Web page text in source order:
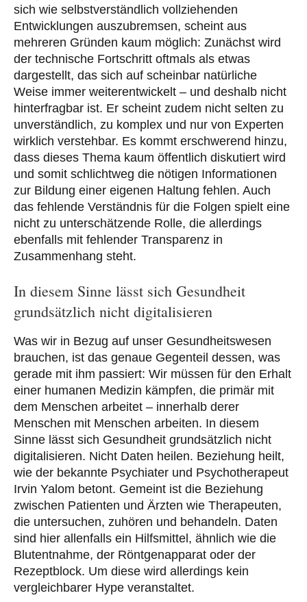
sich wie selbstverständlich vollziehenden
Entwicklungen auszubremsen, scheint aus
mehreren Gründen kaum möglich: Zunächst wird
der technische Fortschritt oftmals als etwas
dargestellt, das sich auf scheinbar natürliche
Weise immer weiterentwickelt – und deshalb nicht
hinterfragbar ist. Er scheint zudem nicht selten zu
unverständlich, zu komplex und nur von Experten
wirklich verstehbar. Es kommt erschwerend hinzu,
dass dieses Thema kaum öffentlich diskutiert wird
und somit schlichtweg die nötigen Informationen
zur Bildung einer eigenen Haltung fehlen. Auch
das fehlende Verständnis für die Folgen spielt eine
nicht zu unterschätzende Rolle, die allerdings
ebenfalls mit fehlender Transparenz in
Zusammenhang steht.
In diesem Sinne lässt sich Gesundheit
grundsätzlich nicht digitalisieren
Was wir in Bezug auf unser Gesundheitswesen
brauchen, ist das genaue Gegenteil dessen, was
gerade mit ihm passiert: Wir müssen für den Erhalt
einer humanen Medizin kämpfen, die primär mit
dem Menschen arbeitet – innerhalb derer
Menschen mit Menschen arbeiten. In diesem
Sinne lässt sich Gesundheit grundsätzlich nicht
digitalisieren. Nicht Daten heilen. Beziehung heilt,
wie der bekannte Psychiater und Psychotherapeut
Irvin Yalom betont. Gemeint ist die Beziehung
zwischen Patienten und Ärzten wie Therapeuten,
die untersuchen, zuhören und behandeln. Daten
sind hier allenfalls ein Hilfsmittel, ähnlich wie die
Blutentnahme, der Röntgenapparat oder der
Rezeptblock. Um diese wird allerdings kein
vergleichbarer Hype veranstaltet.